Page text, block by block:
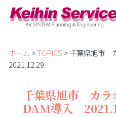
ホーム >TOPICS > 千葉県旭市
2021.12.29
千葉県旭市 カラ
DAM導入